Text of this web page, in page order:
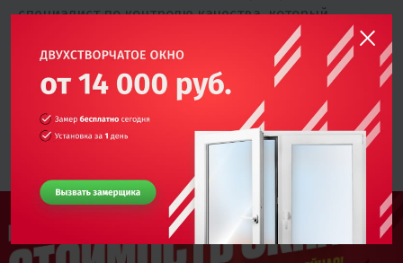
специалист по контролю качества, который
выборочно осуществляет контроль и проверку
монтажа на объекте.
Подробнее